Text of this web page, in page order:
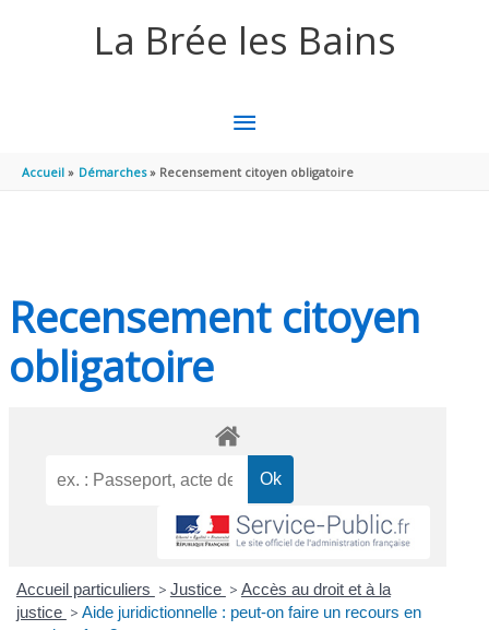
La Brée les Bains
MENU
PRINCIPAL
Accueil Démarches Recensement citoyen obligatoire
Recensement citoyen
obligatoire
Accueil particuliers > Justice > Accès au droit et à la
justice > Aide juridictionnelle : peut-on faire un recours en